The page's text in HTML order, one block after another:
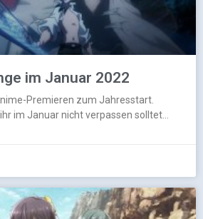
im Januar 2022
Premieren zum Jahresstart.
im Januar nicht verpassen solltet…